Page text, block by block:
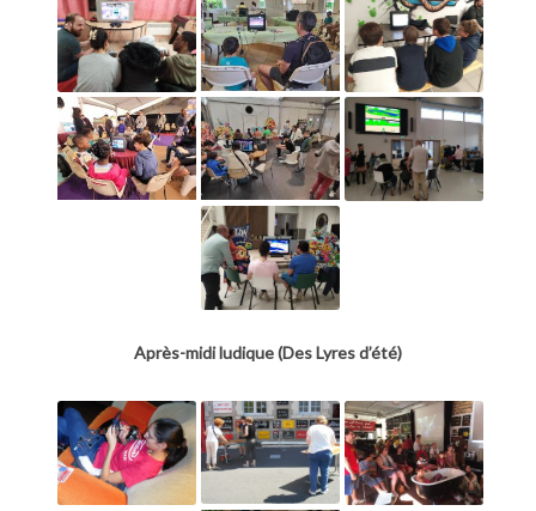
Après-midi ludique (Des Lyres d’été)